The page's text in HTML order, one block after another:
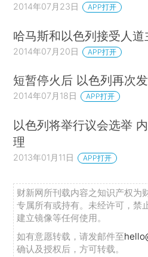
2014年07月23日 APP打开
哈马斯和以色列接受人
2014年07月20日 APP打开
短暂停火后 以色列再次
2014年07月18日 APP打开
以色列将举行议会选举
理
2013年01月11日 APP打开
财新网所刊载内容之知识产权为
专属所有或持有。未经许可，禁
建立镜像等任何使用。
如有意愿转载，请发邮件至
确认及授权后，方可转载。